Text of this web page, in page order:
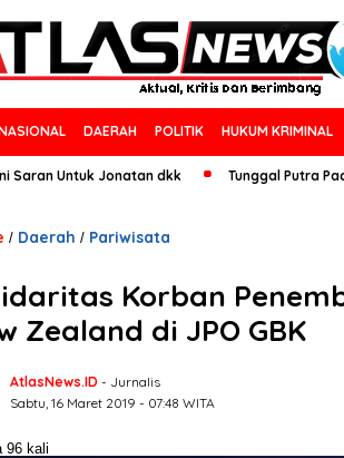
DAERAH POLITIK HUKUM KRIMINAL
Jonatan dkk Tunggal Putra Paceklik
/ Daerah / Pariwisata
Korban
Zealand di JPO GBK
AtlasNews.ID - Jurnalis
Sabtu, 16 Maret 2019 - 07:48 WITA
96 kali